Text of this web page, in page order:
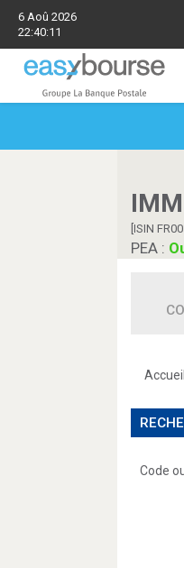
6 Aoû 2026
22:40:11
[ISIN
PEA :
Accueil
Code